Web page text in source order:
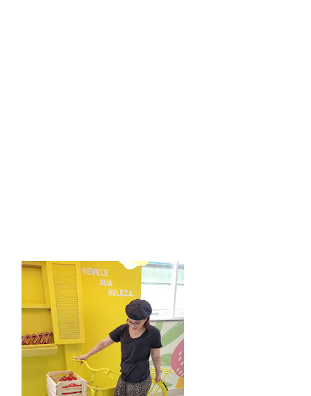
Candy Colors
Look Of The Day: Um
conjunto amarelinho!